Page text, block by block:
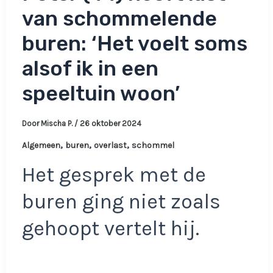
van schommelende
buren: ‘Het voelt soms
alsof ik in een
speeltuin woon’
Door Mischa P. / 26 oktober 2024
Algemeen, buren, overlast, schommel
Het gesprek met de
buren ging niet zoals
gehoopt vertelt hij.